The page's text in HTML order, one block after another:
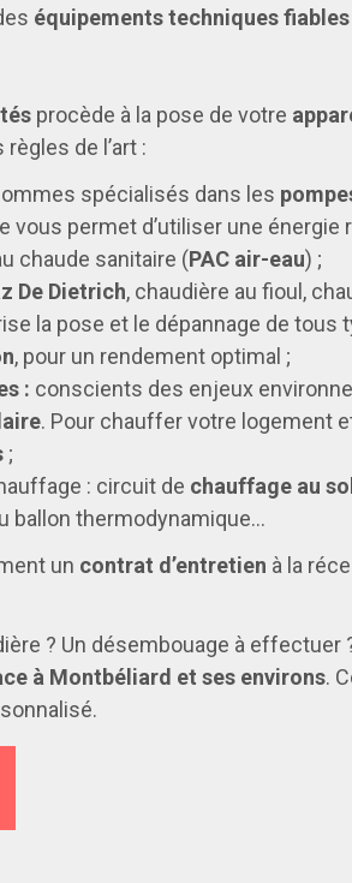
équipements techniques
procède à la pose de votre
de l’art :
spécialisés dans les
vous permet d’utiliser une
chaude sanitaire (PAC air-eau) ;
De Dietrich, chaudière au fioul,
la pose et le dépannage de
, pour un rendement optimal ;
: conscients des enjeux
. Pour chauffer votre logement
;
: circuit de chauffage au
ballon thermodynamique...
un contrat d’entretien à la
? Un désembouage à effectuer
à Montbéliard et ses environs.